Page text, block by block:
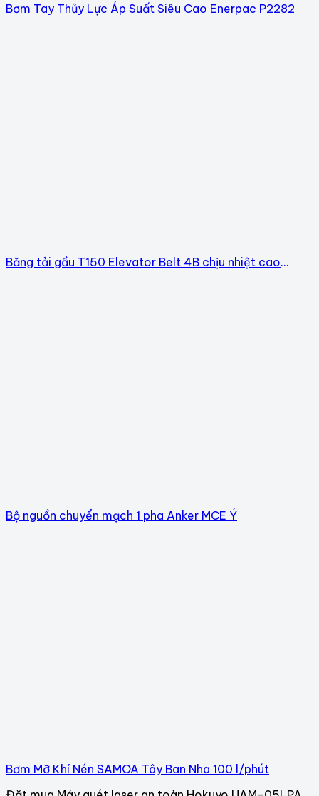
Bơm Tay Thủy Lực Áp Suất Siêu Cao Enerpac P2282
Băng tải gầu T150 Elevator Belt 4B chịu nhiệt cao
Bộ nguồn chuyển mạch 1 pha Anker MCE Ý
Bơm Mỡ Khí Nén SAMOA Tây Ban Nha 100 l/phút